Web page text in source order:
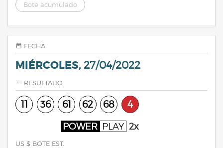
Bote acumulado
FECHA
MIÉRCOLES, 27/04/2022
RESULTADO
11 36 61 62 68 4
POWER PLAY 2x
US $ BOTE EST.